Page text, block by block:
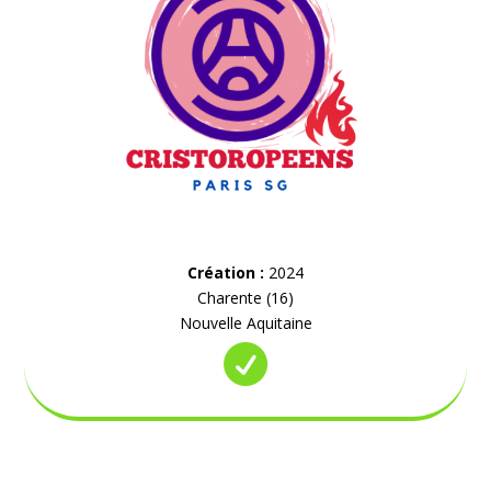
Création : 2024
Charente (16)
Nouvelle Aquitaine
